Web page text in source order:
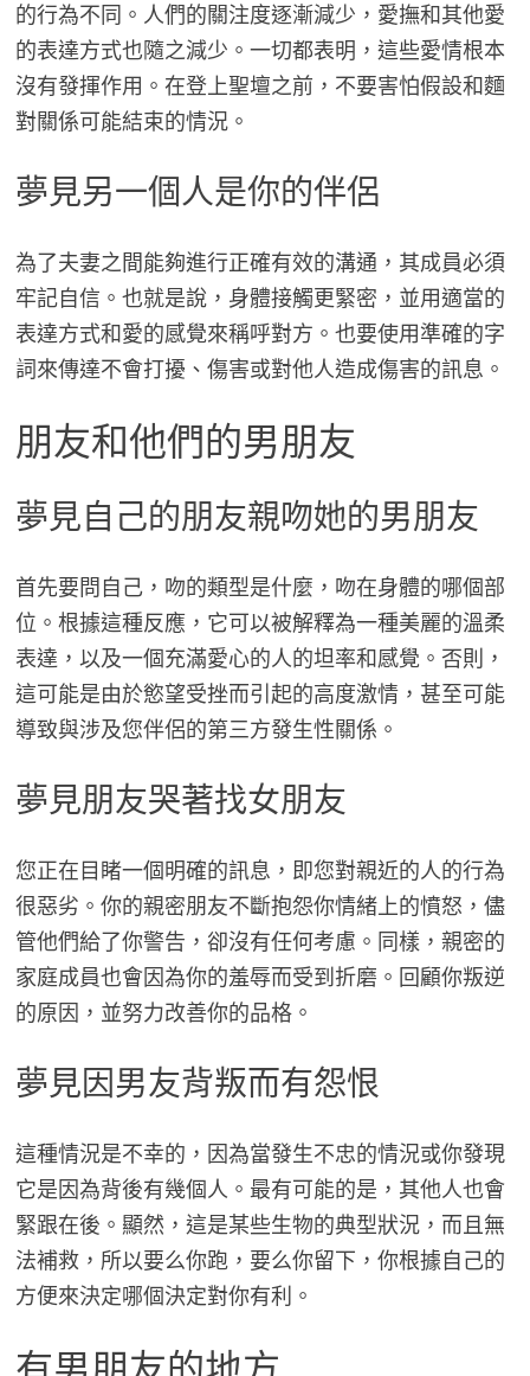
的行為不同。人們的關注度逐漸減少，愛撫和其他愛
的表達方式也隨之減少。一切都表明，這些愛情根本
沒有發揮作用。在登上聖壇之前，不要害怕假設和麵
對關係可能結束的情況。
夢見另一個人是你的伴侶
為了夫妻之間能夠進行正確有效的溝通，其成員必須
牢記自信。也就是說，身體接觸更緊密，並用適當的
表達方式和愛的感覺來稱呼對方。也要使用準確的字
詞來傳達不會打擾、傷害或對他人造成傷害的訊息。
朋友和他們的男朋友
夢見自己的朋友親吻她的男朋友
首先要問自己，吻的類型是什麼，吻在身體的哪個部
位。根據這種反應，它可以被解釋為一種美麗的溫柔
表達，以及一個充滿愛心的人的坦率和感覺。否則，
這可能是由於慾望受挫而引起的高度激情，甚至可能
導致與涉及您伴侶的第三方發生性關係。
夢見朋友哭著找女朋友
您正在目睹一個明確的訊息，即您對親近的人的行為
很惡劣。你的親密朋友不斷抱怨你情緒上的憤怒，儘
管他們給了你警告，卻沒有任何考慮。同樣，親密的
家庭成員也會因為你的羞辱而受到折磨。回顧你叛逆
的原因，並努力改善你的品格。
夢見因男友背叛而有怨恨
這種情況是不幸的，因為當發生不忠的情況或你發現
它是因為背後有幾個人。最有可能的是，其他人也會
緊跟在後。顯然，這是某些生物的典型狀況，而且無
法補救，所以要么你跑，要么你留下，你根據自己的
方便來決定哪個決定對你有利。